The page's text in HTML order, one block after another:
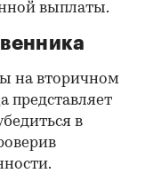
выплаты.
на вторичном
представляет
в